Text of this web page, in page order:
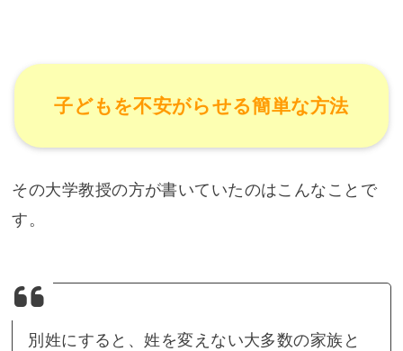
子どもを不安がらせる簡単な方法
その大学教授の方が書いていたのはこんなことで
す。
別姓にすると、姓を変えない大多数の家族と